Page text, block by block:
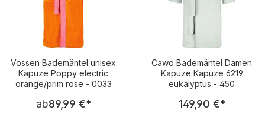
Vossen Bademäntel unisex
Kapuze Poppy electric
orange/prim rose - 0033
Regulärer Preis:
ab89,99 €*
Cawö Bademäntel Damen
Kapuze Kapuze 6219
eukalyptus - 450
Regulärer
149,90 €*